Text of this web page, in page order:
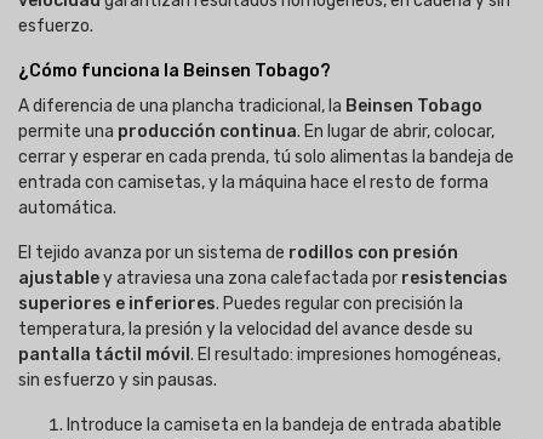
esfuerzo.
¿Cómo funciona la Beinsen Tobago?
A diferencia de una plancha tradicional, la Beinsen Tobago
permite una producción continua. En lugar de abrir, colocar,
cerrar y esperar en cada prenda, tú solo alimentas la bandeja de
entrada con camisetas, y la máquina hace el resto de forma
automática.
El tejido avanza por un sistema de rodillos con presión
ajustabley atraviesa una zona calefactada por resistencias
superiores e inferiores. Puedes regular con precisión la
temperatura, la presión y la velocidad del avance desde su
pantalla táctil móvil . El resultado: impresiones homogéneas,
sin esfuerzo y sin pausas.
Introduce la camiseta en la bandeja de entrada abatible